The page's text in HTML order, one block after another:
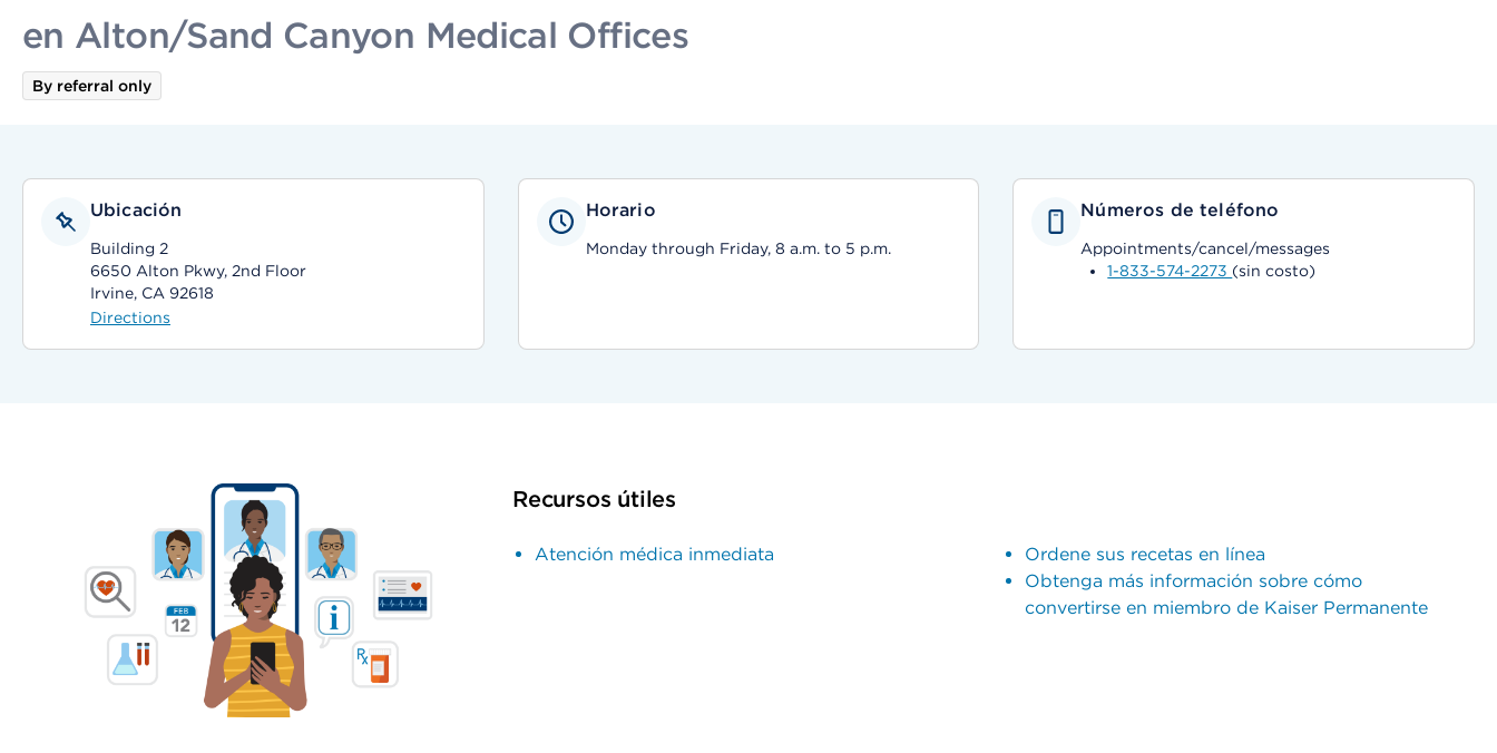
en Alton/Sand Canyon Medical Offices
By referral only
Ubicación
Building 2
6650 Alton Pkwy, 2nd Floor
Irvine, CA 92618
Directions
Horario
Monday through Friday, 8 a.m. to 5 p.m.
Números de teléfono
Appointments/cancel/messages
1-833-574-2273 (sin costo)
Recursos útiles
Atención médica inmediata
Ordene sus recetas en línea
Obtenga más información sobre cómo
convertirse en miembro de Kaiser Permanente